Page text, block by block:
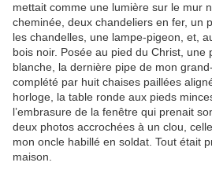
mettait comme une lumière sur le mur
cheminée, deux chandeliers en fer, un
les chandelles, une lampe-pigeon, et,
bois noir. Posée au pied du Christ, une
blanche, la dernière pipe de mon
complété par huit chaises paillées
horloge, la table ronde aux pieds
l’embrasure de la fenêtre qui prenait
deux photos accrochées à un clou,
mon oncle habillé en soldat. Tout était
maison.